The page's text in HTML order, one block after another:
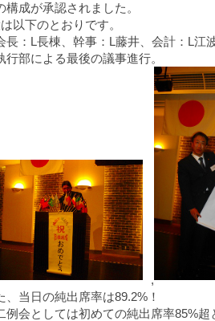
構成が承認されました。
以下のとおりです。
長：L長棟、幹事：L藤井、会計：L江
行部による最後の議事進行。
,
、当日の純出席率は89.2%！
例会としては初めての純出席率85%超